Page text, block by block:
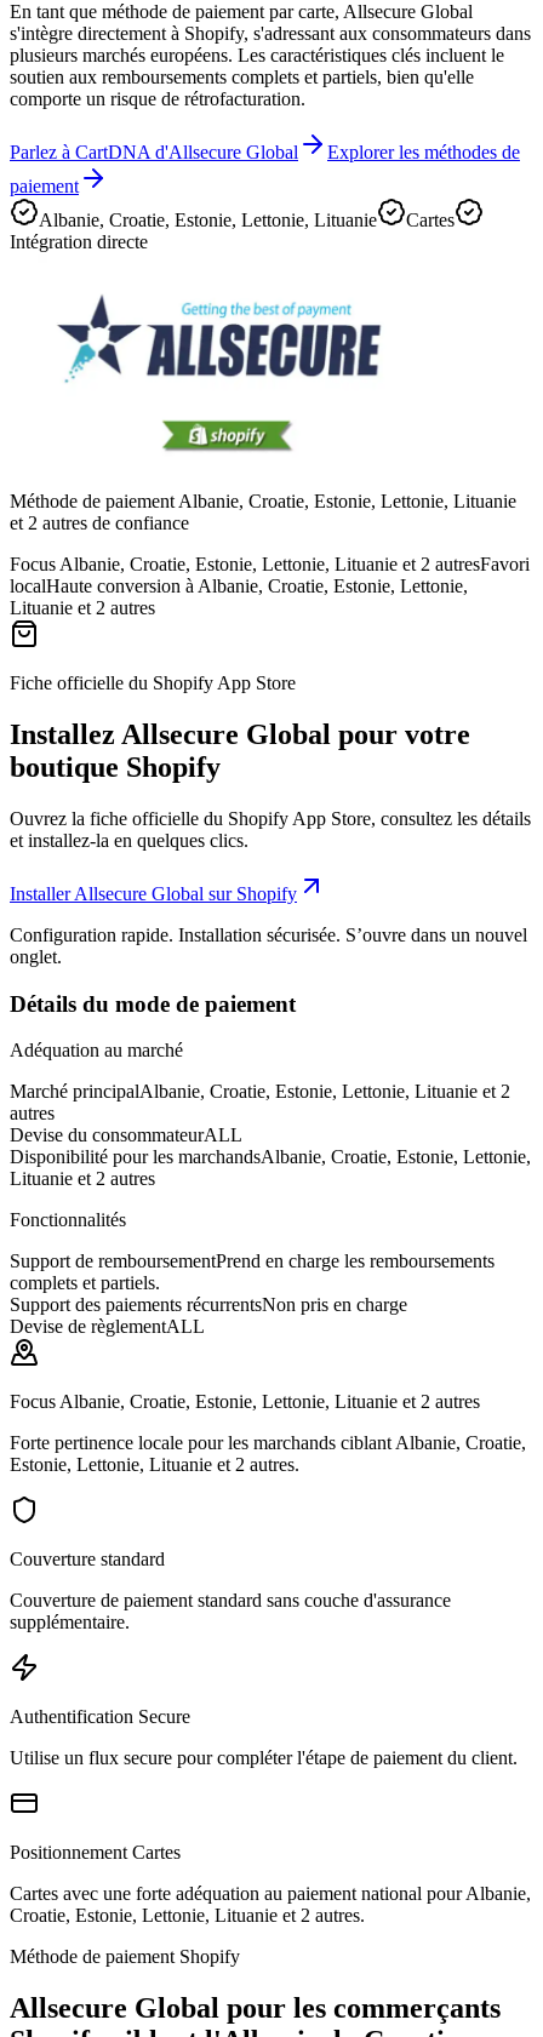
En tant que méthode de paiement par carte, Allsecure Global
s'intègre directement à Shopify, s'adressant aux consommateurs dans
plusieurs marchés européens. Les caractéristiques clés incluent le
soutien aux remboursements complets et partiels, bien qu'elle
comporte un risque de rétrofacturation.
Parlez à CartDNA d'Allsecure Global
Explorer les méthodes de
paiement
Albanie, Croatie, Estonie, Lettonie, Lituanie
Cartes
Intégration directe
Méthode de paiement Albanie, Croatie, Estonie, Lettonie, Lituanie
et 2 autres de confiance
Focus Albanie, Croatie, Estonie, Lettonie, Lituanie et 2 autresFavori
localHaute conversion à Albanie, Croatie, Estonie, Lettonie,
Lituanie et 2 autres
Fiche officielle du Shopify App Store
Installez Allsecure Global pour votre
boutique Shopify
Ouvrez la fiche officielle du Shopify App Store, consultez les détails
et installez-la en quelques clics.
Installer Allsecure Global sur Shopify
Configuration rapide. Installation sécurisée. S’ouvre dans un nouvel
onglet.
Détails du mode de paiement
Adéquation au marché
Marché principalAlbanie, Croatie, Estonie, Lettonie, Lituanie et 2
autres
Devise du consommateurALL
Disponibilité pour les marchandsAlbanie, Croatie, Estonie, Lettonie,
Lituanie et 2 autres
Fonctionnalités
Support de remboursementPrend en charge les remboursements
complets et partiels.
Support des paiements récurrentsNon pris en charge
Devise de règlementALL
Focus Albanie, Croatie, Estonie, Lettonie, Lituanie et 2 autres
Forte pertinence locale pour les marchands ciblant Albanie, Croatie,
Estonie, Lettonie, Lituanie et 2 autres.
Couverture standard
Couverture de paiement standard sans couche d'assurance
supplémentaire.
Authentification Secure
Utilise un flux secure pour compléter l'étape de paiement du client.
Positionnement Cartes
Cartes avec une forte adéquation au paiement national pour Albanie,
Croatie, Estonie, Lettonie, Lituanie et 2 autres.
Méthode de paiement Shopify
Allsecure Global pour les commerçants